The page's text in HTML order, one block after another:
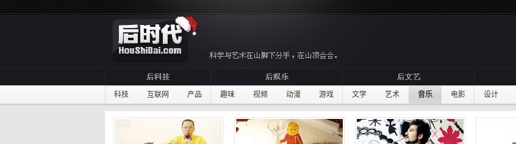
科技 互联网 产品 趣味 视频 动漫 游戏 文学 艺术 音乐 电影 设计